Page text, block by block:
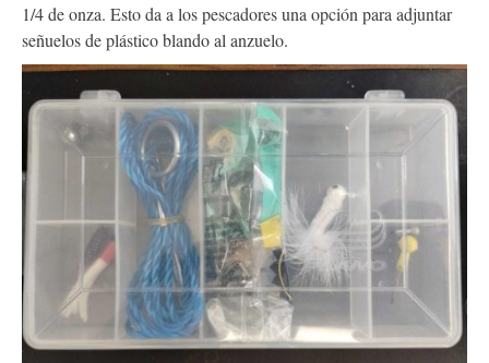
1/4 de onza. Esto da a los pescadores una opción para adjuntar
señuelos de plástico blando al anzuelo.